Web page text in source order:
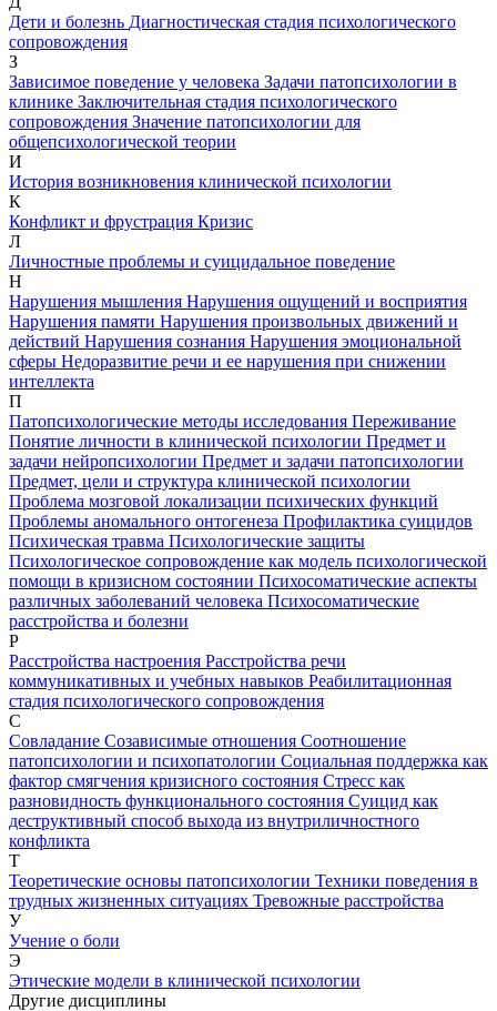
Дети и болезнь Диагностическая стадия психологического
сопровождения
З
Зависимое поведение у человека Задачи патопсихологии в
клинике Заключительная стадия психологического
сопровождения Значение патопсихологии для
общепсихологической теории
И
История возникновения клинической психологии
К
Конфликт и фрустрация Кризис
Л
Личностные проблемы и суицидальное поведение
Н
Нарушения мышления Нарушения ощущений и восприятия
Нарушения памяти Нарушения произвольных движений и
действий Нарушения сознания Нарушения эмоциональной
сферы Недоразвитие речи и ее нарушения при снижении
интеллекта
П
Патопсихологические методы исследования Переживание
Понятие личности в клинической психологии Предмет и
задачи нейропсихологии Предмет и задачи патопсихологии
Предмет, цели и структура клинической психологии
Проблема мозговой локализации психических функций
Проблемы аномального онтогенеза Профилактика суицидов
Психическая травма Психологические защиты
Психологическое сопровождение как модель психологической
помощи в кризисном состоянии Психосоматические аспекты
различных заболеваний человека Психосоматические
расстройства и болезни
Р
Расстройства настроения Расстройства речи
коммуникативных и учебных навыков Реабилитационная
стадия психологического сопровождения
С
Совладание Созависимые отношения Соотношение
патопсихологии и психопатологии Социальная поддержка как
фактор смягчения кризисного состояния Стресс как
разновидность функционального состояния Суицид как
деструктивный способ выхода из внутриличностного
конфликта
Т
Теоретические основы патопсихологии Техники поведения в
трудных жизненных ситуациях Тревожные расстройства
У
Учение о боли
Э
Этические модели в клинической психологии
Другие дисциплины